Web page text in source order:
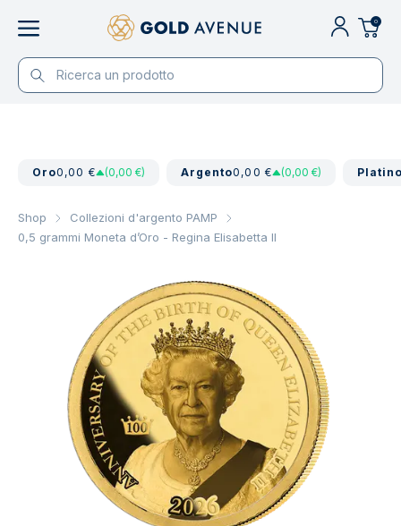
0
Oro0,00 € (0,00 €) Argento0,00 € (0,00 €)
Shop
Collezioni d'argento PAMP
0,5 grammi Moneta d’Oro - Regina Elisabetta II